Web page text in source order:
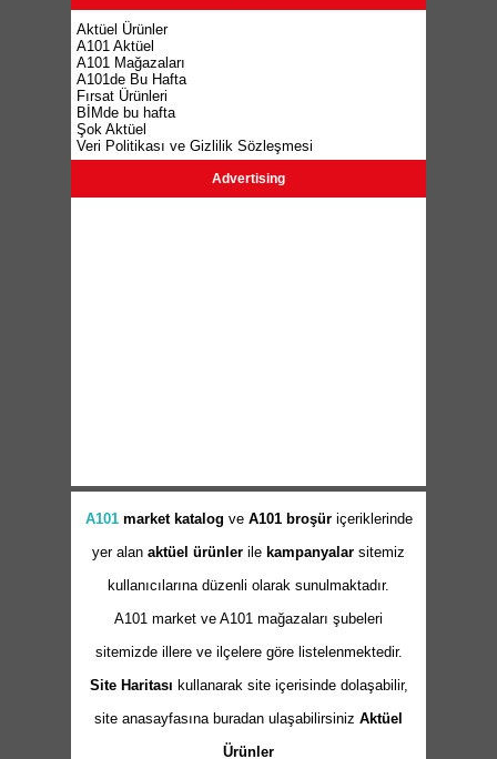
Aktüel Ürünler
A101 Aktüel
A101 Mağazaları
A101de Bu Hafta
Fırsat Ürünleri
BİMde bu hafta
Şok Aktüel
Veri Politikası ve Gizlilik Sözleşmesi
Advertising
A101 market katalog ve A101 broşüriçeriklerinde
yer alan aktüel ürünler ile kampanyalar sitemiz
kullanıcılarına düzenli olarak sunulmaktadır.
A101 market ve A101 mağazaları şubeleri
sitemizde illere ve ilçelere göre listelenmektedir.
Site Haritası kullanarak site içerisinde dolaşabilir,
site anasayfasına buradan ulaşabilirsiniz Aktüel
Ürünler